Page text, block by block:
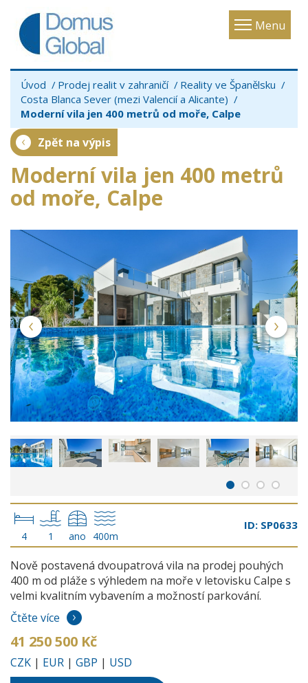
Menu
Toggle
Úvod Prodej realit v zahraničí
Reality ve Španělsku
Costa Blanca Sever (mezi Valencií a Alicante)
Moderní vila jen 400 metrů od moře, Calpe
Zpět na výpis
Moderní vila jen 400 metrů
od moře, Calpe
4 1 ano 400m
ID: SP0633
Nově postavená dvoupatrová vila na prodej pouhých
400 m od pláže s výhledem na moře v letovisku Calpe s
velmi kvalitním vybavením a možností parkování.
Čtěte více
41 250 500 Kč
CZK | EUR | GBP | USD